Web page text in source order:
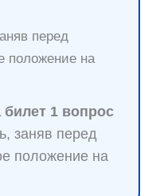
перед
положение на
1 вопрос
заняв перед
положение на